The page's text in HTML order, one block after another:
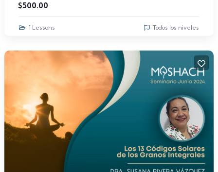
$500.00
1 Lessons Todos los niveles